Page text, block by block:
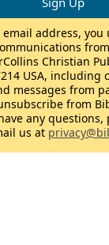
address,
Christian
USA, including
messages from
from
any questions,
us at